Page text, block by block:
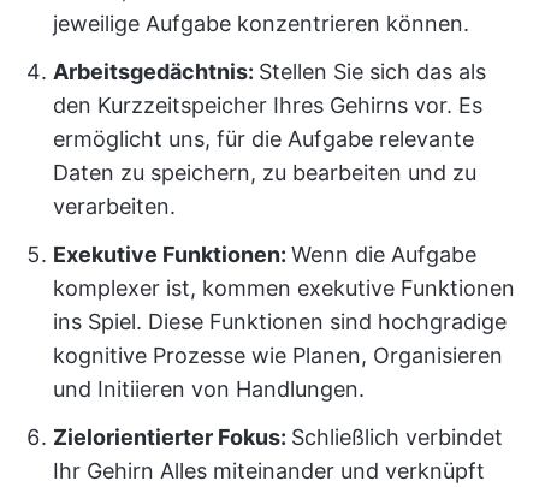
jeweilige Aufgabe konzentrieren können.
Arbeitsgedächtnis: Stellen Sie sich das als
den Kurzzeitspeicher Ihres Gehirns vor. Es
ermöglicht uns, für die Aufgabe relevante
Daten zu speichern, zu bearbeiten und zu
verarbeiten.
Exekutive Funktionen: Wenn die Aufgabe
komplexer ist, kommen exekutive Funktionen
ins Spiel. Diese Funktionen sind hochgradige
kognitive Prozesse wie Planen, Organisieren
und Initiieren von Handlungen.
Zielorientierter Fokus: Schließlich verbindet
Ihr Gehirn Alles miteinander und verknüpft